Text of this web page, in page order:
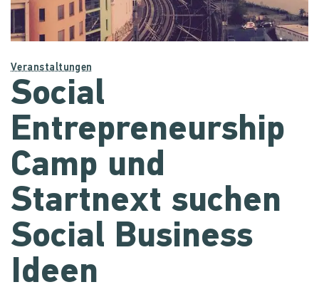
Veranstaltungen
Social
Entrepreneurship
Camp und
Startnext suchen
Social Business
Ideen